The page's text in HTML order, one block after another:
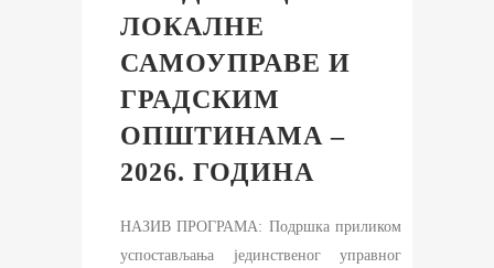
ЛОКАЛНЕ
САМОУПРАВЕ И
ГРАДСКИМ
ОПШТИНАМА –
2026. ГОДИНА
НАЗИВ ПРОГРАМА: Подршка приликом
успостављања јединственог управног